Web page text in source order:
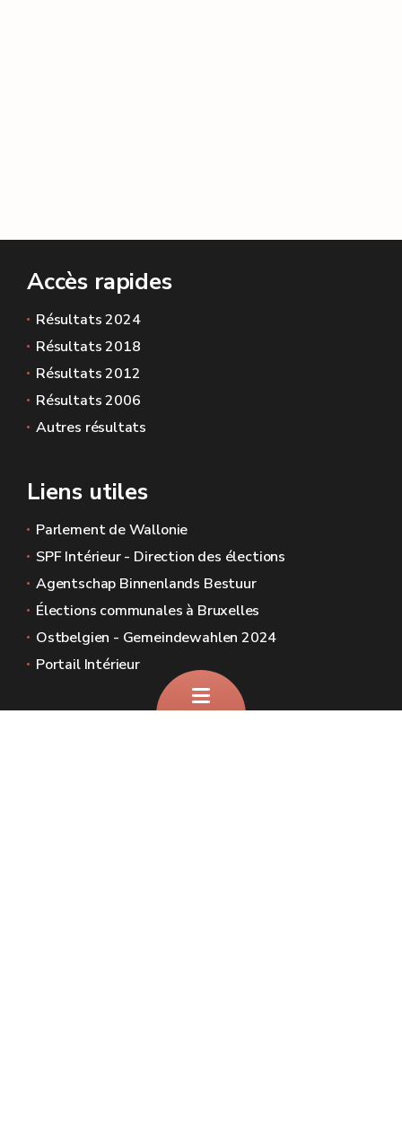
Accès rapides
Résultats 2024
Résultats 2018
Résultats 2012
Résultats 2006
Autres résultats
Liens utiles
Parlement de Wallonie
SPF Intérieur - Direction des élections
Agentschap Binnenlands Bestuur
Élections communales à Bruxelles
Ostbelgien - Gemeindewahlen 2024
Portail Intérieur